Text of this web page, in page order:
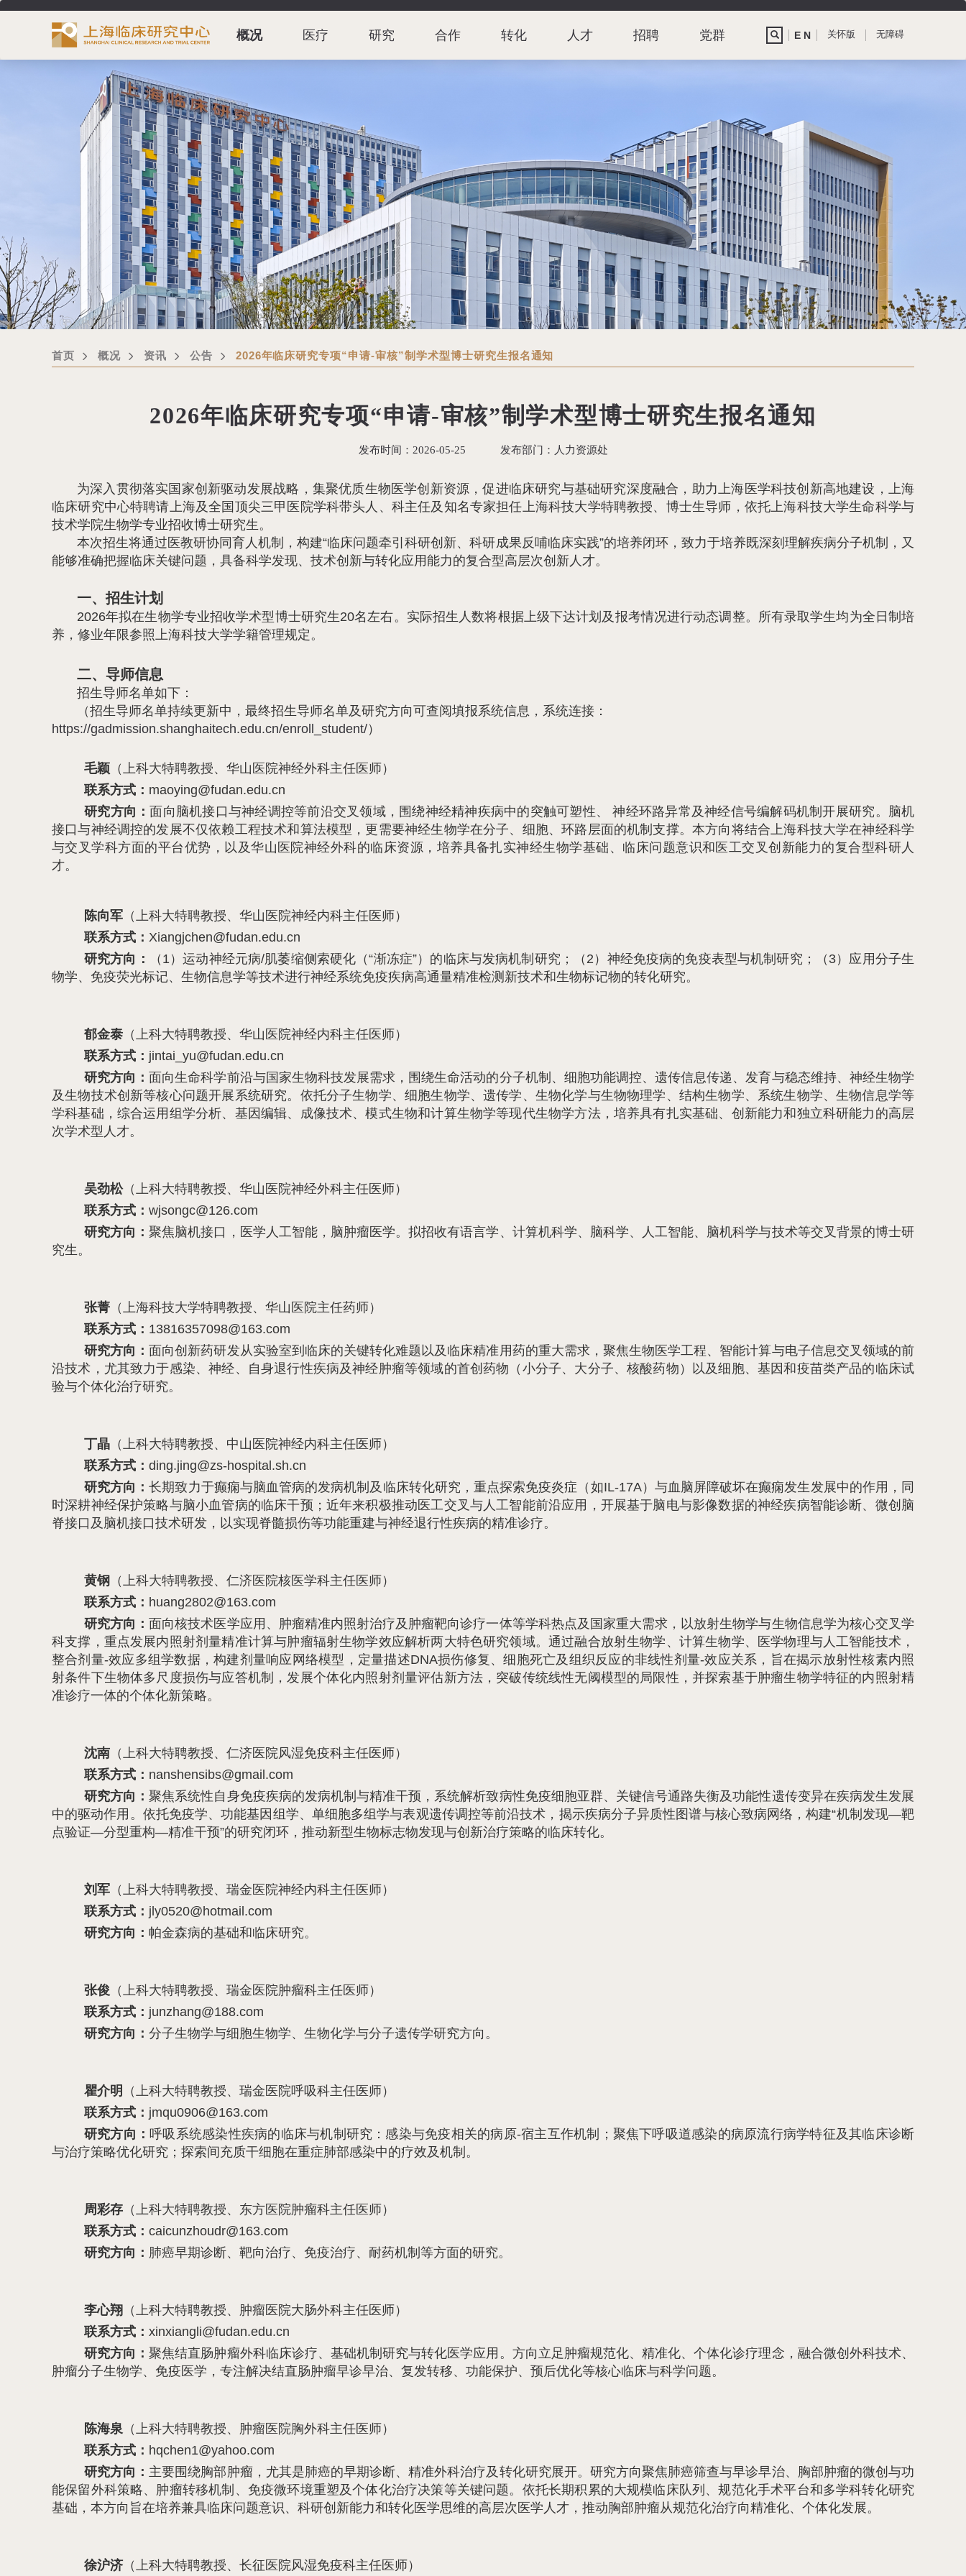
概况 医疗 研究 合作 转化 人才 招聘 党群 E N 关怀版 无障碍
首页 概况 资讯 公告 2026年临床研究专项“申请-审核”制学术型博士研究生报名通知
2026年临床研究专项“申请-审核”制学术型博士研究生报名通知
发布时间： 2026-05-25 发布部门： 人力资源处
为深入贯彻落实国家创新驱动发展战略，集聚优质生物医学创新资源，促进临床研究与基础研究深度融合，助力上海医学科技创新高地建设，上海
临床研究中心特聘请上海及全国顶尖三甲医院学科带头人、科主任及知名专家担任上海科技大学特聘教授、博士生导师，依托上海科技大学生命科学与
技术学院生物学专业招收博士研究生。
本次招生将通过医教研协同育人机制，构建“临床问题牵引科研创新、科研成果反哺临床实践”的培养闭环，致力于培养既深刻理解疾病分子机制，又
能够准确把握临床关键问题，具备科学发现、技术创新与转化应用能力的复合型高层次创新人才。
一、招生计划
2026年拟在生物学专业招收学术型博士研究生20名左右。实际招生人数将根据上级下达计划及报考情况进行动态调整。所有录取学生均为全日制培
养，修业年限参照上海科技大学学籍管理规定。
二、导师信息
招生导师名单如下：
（招生导师名单持续更新中，最终招生导师名单及研究方向可查阅填报系统信息，系统连接：
https://gadmission.shanghaitech.edu.cn/enroll_student/）
毛颖 （上科大特聘教授、华山医院神经外科主任医师）
联系方式： maoying@fudan.edu.cn
研究方向： 面向脑机接口与神经调控等前沿交叉领域，围绕神经精神疾病中的突触可塑性、 神经环路异常及神经信号编解码机制开展研究。脑机
接口与神经调控的发展不仅依赖工程技术和算法模型，更需要神经生物学在分子、细胞、环路层面的机制支撑。本方向将结合上海科技大学在神经科学
与交叉学科方面的平台优势，以及华山医院神经外科的临床资源，培养具备扎实神经生物学基础、临床问题意识和医工交叉创新能力的复合型科研人
才。
陈向军 （上科大特聘教授、华山医院神经内科主任医师）
联系方式： Xiangjchen@fudan.edu.cn
研究方向：
（1）运动神经元病/肌萎缩侧索硬化（“渐冻症”）的临床与发病机制研究；（2）神经免疫病的免疫表型与机制研究；（3）应用分子生
物学、免疫荧光标记、生物信息学等技术进行神经系统免疫疾病高通量精准检测新技术和生物标记物的转化研究。
郁金泰 （上科大特聘教授、华山医院神经内科主任医师）
联系方式： jintai_yu@fudan.edu.cn
研究方向： 面向生命科学前沿与国家生物科技发展需求，围绕生命活动的分子机制、细胞功能调控、遗传信息传递、发育与稳态维持、神经生物学
及生物技术创新等核心问题开展系统研究。依托分子生物学、细胞生物学、遗传学、生物化学与生物物理学、结构生物学、系统生物学、生物信息学等
学科基础，综合运用组学分析、基因编辑、成像技术、模式生物和计算生物学等现代生物学方法，培养具有扎实基础、创新能力和独立科研能力的高层
次学术型人才。
吴劲松（上科大特聘教授、华山医院神经外科主任医师）
联系方式： wjsongc@126.com
研究方向：聚焦脑机接口，医学人工智能，脑肿瘤医学。拟招收有语言学、计算机科学、脑科学、人工智能、脑机科学与技术等交叉背景的博士研
究生。
张菁 （上海科技大学特聘教授、华山医院主任药师）
联系方式： 13816357098@163.com
研究方向： 面向创新药研发从实验室到临床的关键转化难题以及临床精准用药的重大需求，聚焦生物医学工程、智能计算与电子信息交叉领域的前
沿技术，尤其致力于感染、神经、自身退行性疾病及神经肿瘤等领域的首创药物（小分子、大分子、核酸药物）以及细胞、基因和疫苗类产品的临床试
验与个体化治疗研究。
丁晶 （上科大特聘教授、中山医院神经内科主任医师）
联系方式： ding.jing@zs-hospital.sh.cn
研究方向：长期致力于癫痫与脑血管病的发病机制及临床转化研究，重点探索免疫炎症（如IL-17A）与血脑屏障破坏在癫痫发生发展中的作用，同
时深耕神经保护策略与脑小血管病的临床干预；近年来积极推动医工交叉与人工智能前沿应用，开展基于脑电与影像数据的神经疾病智能诊断、微创脑
脊接口及脑机接口技术研发，以实现脊髓损伤等功能重建与神经退行性疾病的精准诊疗。
黄钢 （上科大特聘教授、仁济医院核医学科主任医师）
联系方式： huang2802@163.com
研究方向： 面向核技术医学应用、肿瘤精准内照射治疗及肿瘤靶向诊疗一体等学科热点及国家重大需求，以放射生物学与生物信息学为核心交叉学
科支撑，重点发展内照射剂量精准计算与肿瘤辐射生物学效应解析两大特色研究领域。通过融合放射生物学、计算生物学、医学物理与人工智能技术，
整合剂量-效应多组学数据，构建剂量响应网络模型，定量描述DNA损伤修复、细胞死亡及组织反应的非线性剂量-效应关系，旨在揭示放射性核素内照
射条件下生物体多尺度损伤与应答机制，发展个体化内照射剂量评估新方法，突破传统线性无阈模型的局限性，并探索基于肿瘤生物学特征的内照射精
准诊疗一体的个体化新策略。
沈南 （上科大特聘教授、仁济医院风湿免疫科主任医师）
联系方式： nanshensibs@gmail.com
研究方向：聚焦系统性自身免疫疾病的发病机制与精准干预，系统解析致病性免疫细胞亚群、关键信号通路失衡及功能性遗传变异在疾病发生发展
中的驱动作用。依托免疫学、功能基因组学、单细胞多组学与表观遗传调控等前沿技术，揭示疾病分子异质性图谱与核心致病网络，构建“机制发现—靶
点验证—分型重构—精准干预”的研究闭环，推动新型生物标志物发现与创新治疗策略的临床转化。
刘军 （上科大特聘教授、瑞金医院神经内科主任医师）
联系方式： jly0520@hotmail.com
研究方向： 帕金森病的基础和临床研究。
张俊 （上科大特聘教授、瑞金医院肿瘤科主任医师）
联系方式： junzhang@188.com
研究方向： 分子生物学与细胞生物学、生物化学与分子遗传学研究方向。
瞿介明
（上科大特聘教授、瑞金医院呼吸科主任医师）
联系方式： jmqu0906@163.com
研究方向：呼吸系统感染性疾病的临床与机制研究：感染与免疫相关的病原-宿主互作机制；聚焦下呼吸道感染的病原流行病学特征及其临床诊断
与治疗策略优化研究；探索间充质干细胞在重症肺部感染中的疗效及机制。
周彩存 （上科大特聘教授、东方医院肿瘤科主任医师）
联系方式： caicunzhoudr@163.com
研究方向： 肺癌早期诊断、靶向治疗、免疫治疗、耐药机制等方面的研究。
李心翔 （上科大特聘教授、肿瘤医院大肠外科主任医师）
联系方式： xinxiangli@fudan.edu.cn
研究方向：聚焦结直肠肿瘤外科临床诊疗、基础机制研究与转化医学应用。方向立足肿瘤规范化、精准化、个体化诊疗理念，融合微创外科技术、
肿瘤分子生物学、免疫医学，专注解决结直肠肿瘤早诊早治、复发转移、功能保护、预后优化等核心临床与科学问题。
陈海泉 （上科大特聘教授、肿瘤医院胸外科主任医师）
联系方式： hqchen1@yahoo.com
研究方向： 主要围绕胸部肿瘤，尤其是肺癌的早期诊断、精准外科治疗及转化研究展开。研究方向聚焦肺癌筛查与早诊早治、胸部肿瘤的微创与功
能保留外科策略、肿瘤转移机制、免疫微环境重塑及个体化治疗决策等关键问题。依托长期积累的大规模临床队列、规范化手术平台和多学科转化研究
基础，本方向旨在培养兼具临床问题意识、科研创新能力和转化医学思维的高层次医学人才，推动胸部肿瘤从规范化治疗向精准化、个体化发展。
徐沪济（上科大特聘教授、长征医院风湿免疫科主任医师）